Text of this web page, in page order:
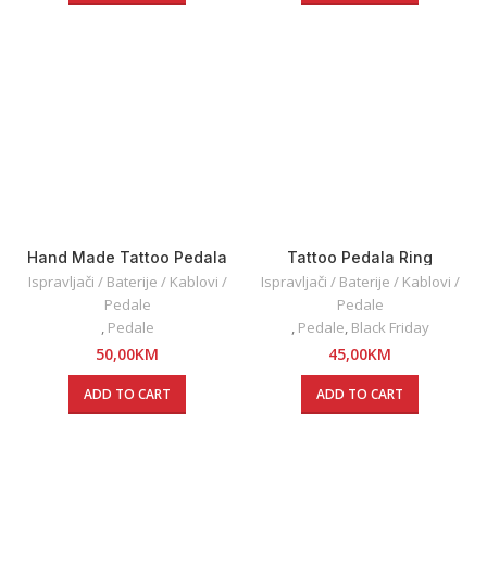
Hand Made Tattoo Pedala
Ispravljači / Baterije / Kablovi /
Pedale
, Pedale
50,00KM
ADD TO CART
Tattoo Pedala Ring
Ispravljači / Baterije / Kablovi /
Pedale
, Pedale, Black Friday
45,00KM
ADD TO CART